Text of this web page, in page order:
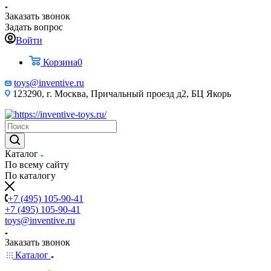
Заказать звонок
Задать вопрос
Войти
Корзина0
toys@inventive.ru
123290, г. Москва, Причальный проезд д2, БЦ Якорь
Каталог
По всему сайту
По каталогу
+7 (495) 105-90-41
+7 (495) 105-90-41
toys@inventive.ru
Заказать звонок
Каталог